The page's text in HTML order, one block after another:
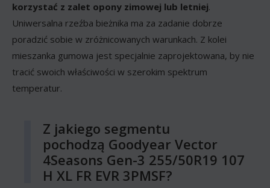
korzystać z zalet opony zimowej lub letniej.
Uniwersalna rzeźba bieżnika ma za zadanie dobrze
poradzić sobie w zróżnicowanych warunkach. Z kolei
mieszanka gumowa jest specjalnie zaprojektowana, by nie
tracić swoich właściwości w szerokim spektrum
temperatur.
Z jakiego segmentu
pochodzą Goodyear Vector
4Seasons Gen-3 255/50R19 107
H XL FR EVR 3PMSF?